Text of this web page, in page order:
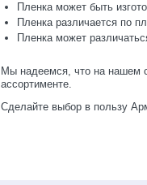
Пленка может быть
Пленка различается по
Пленка может
Мы надеемся, что на нашем
ассортименте.
Сделайте выбор в пользу